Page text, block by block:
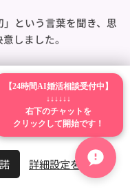
という言葉を聞き、思
しました。
るため、Webnodeは
最高の体験を提供しま
詳細設定を開く
【24時間AI婚活相談受付中】
↓↓↓↓↓↓
右下のチャットを
クリックして開始です！